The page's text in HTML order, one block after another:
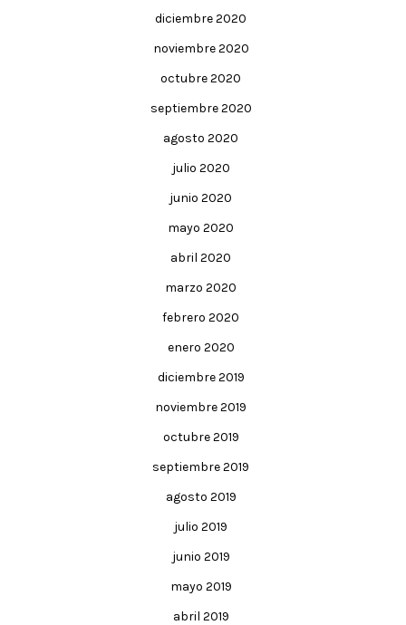
diciembre 2020
noviembre 2020
octubre 2020
septiembre 2020
agosto 2020
julio 2020
junio 2020
mayo 2020
abril 2020
marzo 2020
febrero 2020
enero 2020
diciembre 2019
noviembre 2019
octubre 2019
septiembre 2019
agosto 2019
julio 2019
junio 2019
mayo 2019
abril 2019